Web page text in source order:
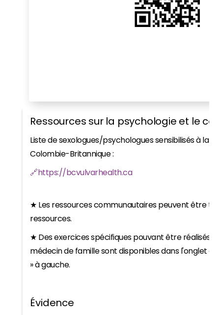
Ressources sur la psychologie et le
Liste de sexologues/psychologues sensibilisés à la
Colombie-Britannique :
🔗https://bcvulvarhealth.ca
★ Les ressources communautaires peuvent être
ressources.
★ Des exercices spécifiques pouvant être réalisés
médecin de famille sont disponibles dans l'onglet de
» à gauche.
Évidence